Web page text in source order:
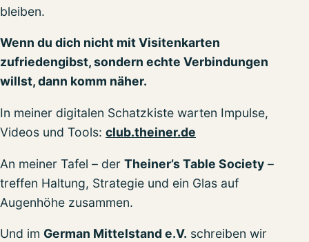
bleiben.
Wenn du dich nicht mit Visitenkarten
zufriedengibst, sondern echte Verbindungen
willst, dann komm näher.
In meiner digitalen Schatzkiste warten Impulse,
Videos und Tools: club.theiner.de
An meiner Tafel – der Theiner’s Table Society –
treffen Haltung, Strategie und ein Glas auf
Augenhöhe zusammen.
Und im German Mittelstand e.V. schreiben wir